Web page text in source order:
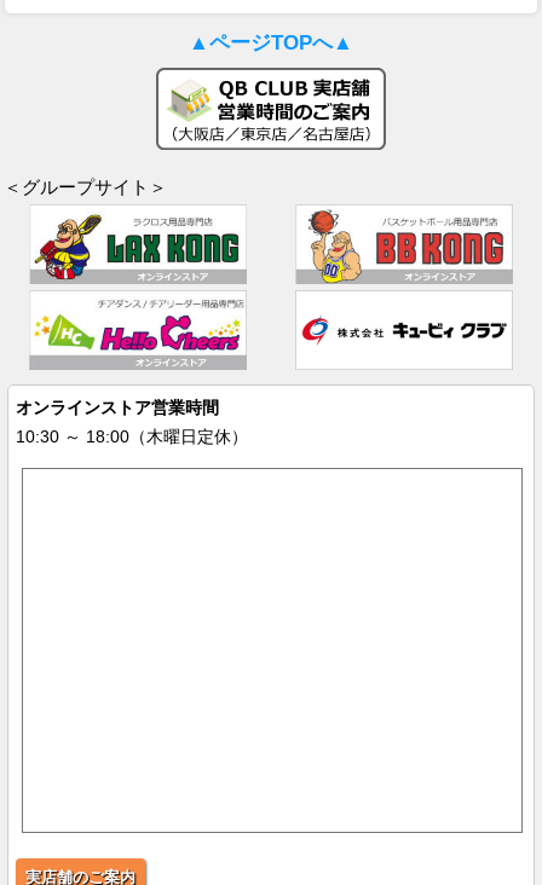
▲ページTOPへ▲
＜グループサイト＞
オンラインストア営業時間
10:30 ～ 18:00（木曜日定休）
実店舗のご案内